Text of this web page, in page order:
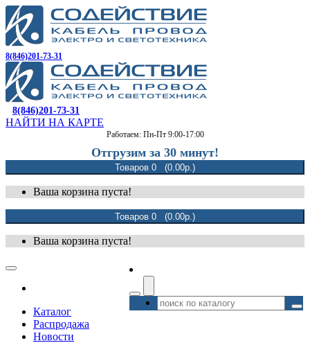
8(846)201-73-31
8(846)201-73-31
НАЙТИ НА КАРТЕ
Работаем: Пн-Пт 9:00-17:00
Отгрузим за 30 минут!
Товаров 0 (0.00р.)
Ваша корзина пуста!
Товаров 0 (0.00р.)
Ваша корзина пуста!
Каталог
Распродажа
Новости